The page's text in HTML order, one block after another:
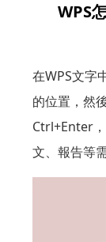
WPS
在WPS文字
的位置，然
Ctrl+Enter
文、報告等